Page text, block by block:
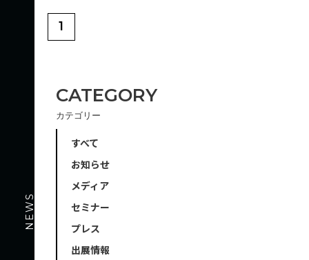
NEWS
CATEGORY
カテゴリー
すべて
お知らせ
メディア
セミナー
プレス
出展情報
1